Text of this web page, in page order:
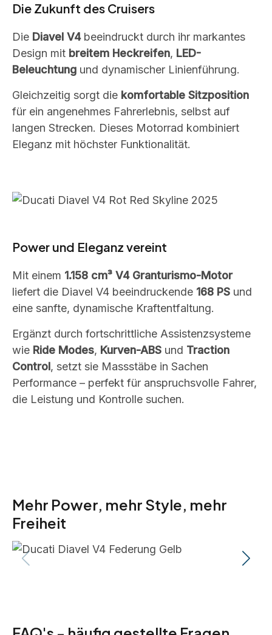
Die Zukunft des Cruisers
Die Diavel V4beeindruckt durch ihr markantes
Design mit breitem Heckreifen, LED-
Beleuchtung und dynamischer Linienführung.
Gleichzeitig sorgt die komfortable Sitzposition
für ein angenehmes Fahrerlebnis, selbst auf
langen Strecken. Dieses Motorrad kombiniert
Eleganz mit höchster Funktionalität.
Power und Eleganz vereint
Mit einem 1.158 cm³ V4 Granturismo-Motor
liefert die Diavel V4 beeindruckende 168 PS und
eine sanfte, dynamische Kraftentfaltung.
Ergänzt durch fortschrittliche Assistenzsysteme
wie Ride Modes, Kurven-ABS und Traction
Control, setzt sie Massstäbe in Sachen
Performance – perfekt für anspruchsvolle Fahrer,
die Leistung und Kontrolle suchen.
Mehr Power, mehr Style, mehr
Freiheit